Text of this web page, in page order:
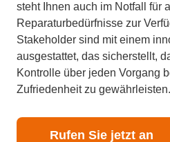
steht Ihnen auch im Notfall für
Reparaturbedürfnisse zur
Stakeholder sind mit einem
ausgestattet, das sicherstellt,
Kontrolle über jeden Vorgang
Zufriedenheit zu gewährleisten.
Rufen Sie jetzt an